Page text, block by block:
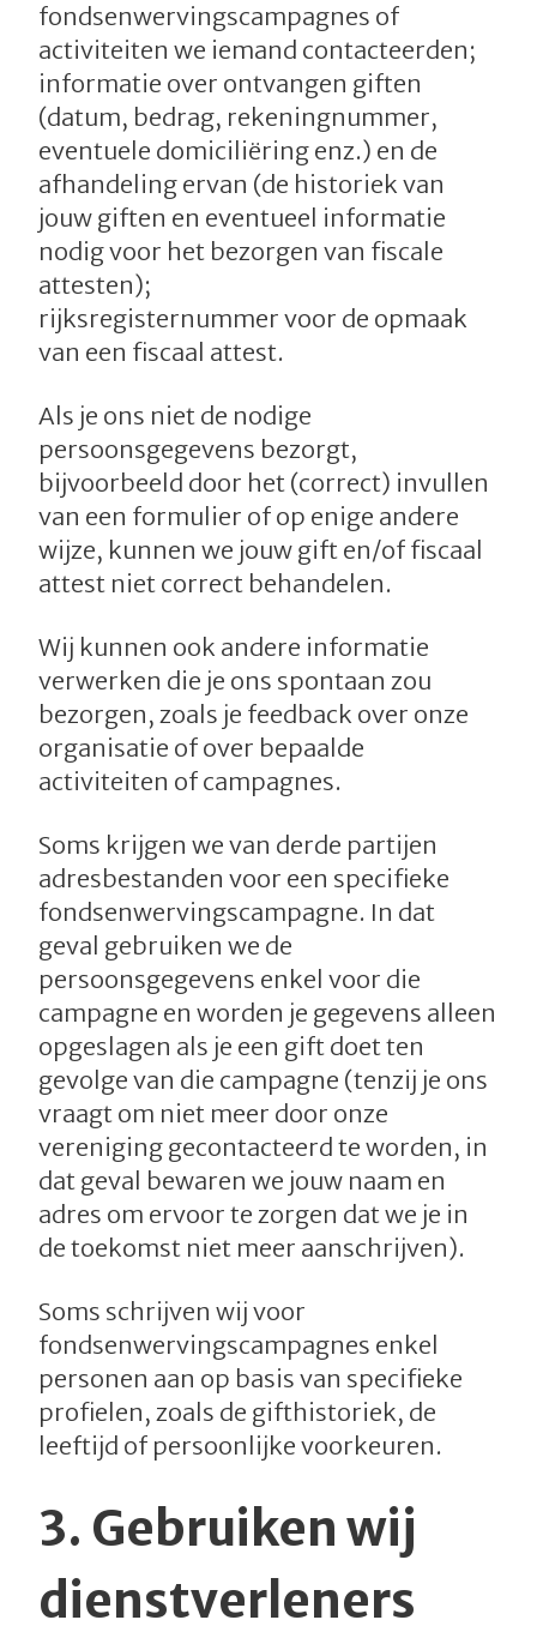
fondsenwervingscampagnes of
activiteiten we iemand contacteerden;
informatie over ontvangen giften
(datum, bedrag, rekeningnummer,
eventuele domiciliëring enz.) en de
afhandeling ervan (de historiek van
jouw giften en eventueel informatie
nodig voor het bezorgen van fiscale
attesten);
rijksregisternummer voor de opmaak
van een fiscaal attest.
Als je ons niet de nodige
persoonsgegevens bezorgt,
bijvoorbeeld door het (correct) invullen
van een formulier of op enige andere
wijze, kunnen we jouw gift en/of fiscaal
attest niet correct behandelen.
Wij kunnen ook andere informatie
verwerken die je ons spontaan zou
bezorgen, zoals je feedback over onze
organisatie of over bepaalde
activiteiten of campagnes.
Soms krijgen we van derde partijen
adresbestanden voor een specifieke
fondsenwervingscampagne. In dat
geval gebruiken we de
persoonsgegevens enkel voor die
campagne en worden je gegevens alleen
opgeslagen als je een gift doet ten
gevolge van die campagne (tenzij je ons
vraagt om niet meer door onze
vereniging gecontacteerd te worden, in
dat geval bewaren we jouw naam en
adres om ervoor te zorgen dat we je in
de toekomst niet meer aanschrijven).
Soms schrijven wij voor
fondsenwervingscampagnes enkel
personen aan op basis van specifieke
profielen, zoals de gifthistoriek, de
leeftijd of persoonlijke voorkeuren.
3. Gebruiken wij
dienstverleners